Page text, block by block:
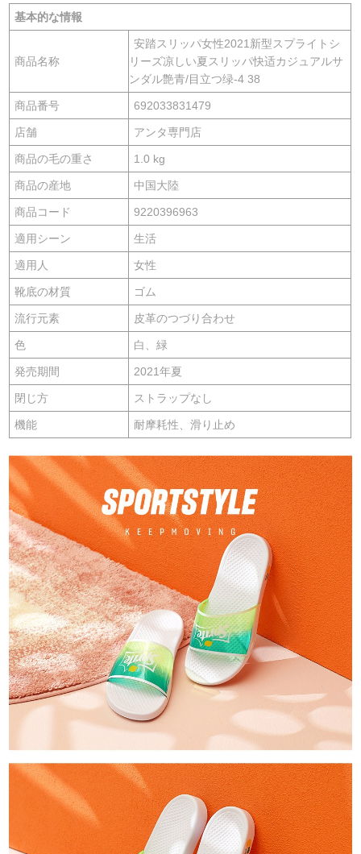
基本的な情報
商品名称
安踏スリッパ女性2021新型スプライトシ
リーズ凉しい夏スリッパ快适カジュアルサ
ンダル艶青/目立つ绿-4 38
商品番号 692033831479
店舗 アンタ専門店
商品の毛の重さ 1.0 kg
商品の産地 中国大陸
商品コード 9220396963
適用シーン 生活
適用人 女性
靴底の材質 ゴム
流行元素 皮革のつづり合わせ
色 白、緑
発売期間 2021年夏
閉じ方 ストラップなし
機能 耐摩耗性、滑り止め